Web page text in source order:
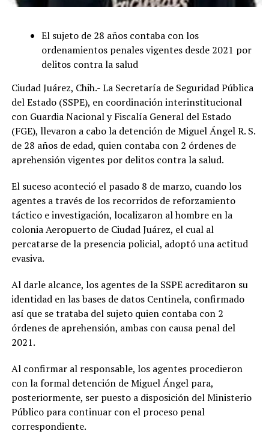
El sujeto de 28 años contaba con los
ordenamientos penales vigentes desde 2021 por
delitos contra la salud
Ciudad Juárez, Chih.- La Secretaría de Seguridad Pública
del Estado (SSPE), en coordinación interinstitucional
con Guardia Nacional y Fiscalía General del Estado
(FGE), llevaron a cabo la detención de Miguel Ángel R. S.
de 28 años de edad, quien contaba con 2 órdenes de
aprehensión vigentes por delitos contra la salud.
El suceso aconteció el pasado 8 de marzo, cuando los
agentes a través de los recorridos de reforzamiento
táctico e investigación, localizaron al hombre en la
colonia Aeropuerto de Ciudad Juárez, el cual al
percatarse de la presencia policial, adoptó una actitud
evasiva.
Al darle alcance, los agentes de la SSPE acreditaron su
identidad en las bases de datos Centinela, confirmado
así que se trataba del sujeto quien contaba con 2
órdenes de aprehensión, ambas con causa penal del
2021.
Al confirmar al responsable, los agentes procedieron
con la formal detención de Miguel Ángel para,
posteriormente, ser puesto a disposición del Ministerio
Público para continuar con el proceso penal
correspondiente.